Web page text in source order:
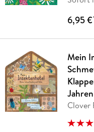
6,95 €*
Mein
Jahren
Clover